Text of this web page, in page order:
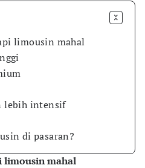
limousin mahal
lebih intensif
di pasaran?
limousin mahal